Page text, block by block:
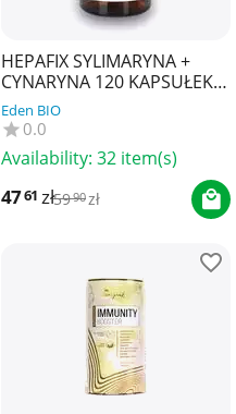
HEPAFIX SYLIMARYNA +
CYNARYNA 120 KAPSUŁEK -
SOUL FARM
Eden BIO
0.0
Availability: 32 item(s)
4761 zł5990 zł